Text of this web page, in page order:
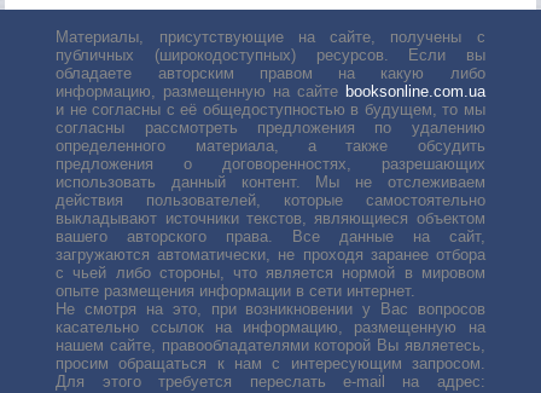
Материалы, присутствующие на сайте, получены с
публичных (широкодоступных) ресурсов. Если вы
обладаете авторским правом на какую либо
информацию, размещенную на сайте booksonline.com.ua
и не согласны с её общедоступностью в будущем, то мы
согласны рассмотреть предложения по удалению
определенного материала, а также обсудить
предложения о договоренностях, разрешающих
использовать данный контент. Мы не отслеживаем
действия пользователей, которые самостоятельно
выкладывают источники текстов, являющиеся объектом
вашего авторского права. Все данные на сайт,
загружаются автоматически, не проходя заранее отбора
с чьей либо стороны, что является нормой в мировом
опыте размещения информации в сети интернет.
Не смотря на это, при возникновении у Вас вопросов
касательно ссылок на информацию, размещенную на
нашем сайте, правообладателями которой Вы являетесь,
просим обращаться к нам с интересующим запросом.
Для этого требуется переслать е-mail на адрес: